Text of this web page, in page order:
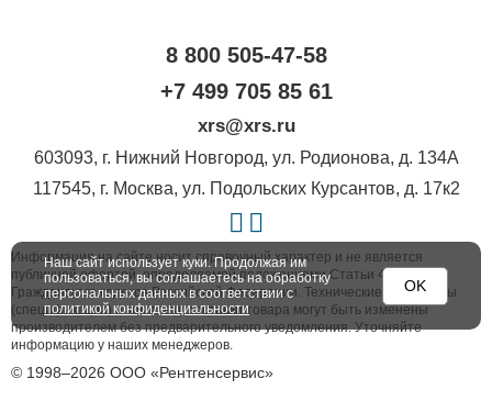
8 800 505-47-58
+7 499 705 85 61
xrs@xrs.ru
603093, г. Нижний Новгород, ул. Родионова, д. 134А
117545, г. Москва, ул. Подольских Курсантов, д. 17к2
Информация на сайте носит справочный характер и не является
публичной офертой, определяемой положениями Статьи 437
Гражданского кодекса Российской Федерации. Технические параметры
(спецификация) и комплект поставки товара могут быть изменены
производителем без предварительного уведомления. Уточняйте
информацию у наших менеджеров.
© 1998–2026 ООО «Рентгенсервис»
Наш сайт использует куки. Продолжая им
пользоваться, вы соглашаетесь на обработку
персональных данных в соответствии с
политикой конфиденциальности
OK